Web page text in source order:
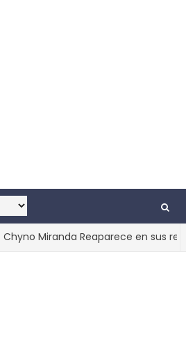
Chyno Miranda Reaparece en sus